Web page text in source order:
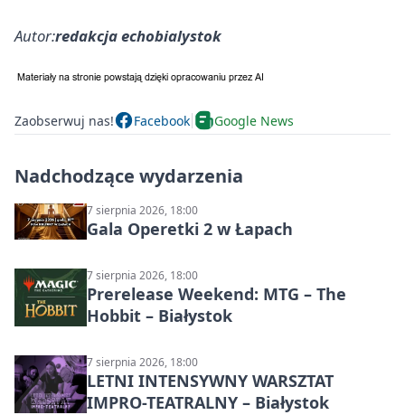
Autor:redakcja echobialystok
Zaobserwuj nas! Facebook Google News
Nadchodzące wydarzenia
7 sierpnia 2026, 18:00
Gala Operetki 2 w Łapach
7 sierpnia 2026, 18:00
Prerelease Weekend: MTG – The
Hobbit – Białystok
7 sierpnia 2026, 18:00
LETNI INTENSYWNY WARSZTAT
IMPRO-TEATRALNY – Białystok